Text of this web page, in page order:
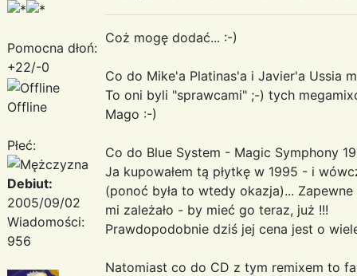
Pomocna dłoń:
+22/-0
Offline
Płeć:
Debiut:
2005/09/02
Wiadomości:
956
Coż mogę dodać... :-)
Co do Mike'a Platinas'a i Javier'a Ussia
To oni byli "sprawcami" ;-) tych
Mago :-)
Co do Blue System - Magic Symphony
Ja kupowałem tą płytkę w 1995 - i
(ponoć była to wtedy okazja)...
mi zależało - by mieć go teraz, już !!!
Prawdopodobnie dziś jej cena jest o
Natomiast co do CD z tym remixem to